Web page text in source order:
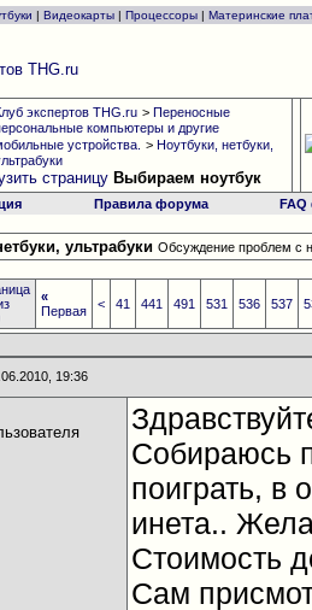
| Видеокарты | Процессоры | Материнские
экспертов THG.ru > Переносные
компьютеры и другие
устройства. > Ноутбуки, нетбуки,
Выбираем ноутбук
Правила форума
ультрабуки Обсуждение проблем с
«
Первая
< 41 441 491 531 536 537
19:36
Собираюсь
поиграть, в
инета..
Стоимость
Сам